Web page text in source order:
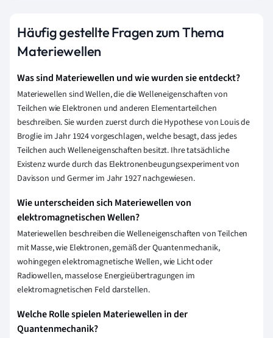
Häufig gestellte Fragen zum Thema
Materiewellen
Was sind Materiewellen und wie wurden sie entdeckt?
Materiewellen sind Wellen, die die Welleneigenschaften von
Teilchen wie Elektronen und anderen Elementarteilchen
beschreiben. Sie wurden zuerst durch die Hypothese von Louis de
Broglie im Jahr 1924 vorgeschlagen, welche besagt, dass jedes
Teilchen auch Welleneigenschaften besitzt. Ihre tatsächliche
Existenz wurde durch das Elektronenbeugungsexperiment von
Davisson und Germer im Jahr 1927 nachgewiesen.
Wie unterscheiden sich Materiewellen von
elektromagnetischen Wellen?
Materiewellen beschreiben die Welleneigenschaften von Teilchen
mit Masse, wie Elektronen, gemäß der Quantenmechanik,
wohingegen elektromagnetische Wellen, wie Licht oder
Radiowellen, masselose Energieübertragungen im
elektromagnetischen Feld darstellen.
Welche Rolle spielen Materiewellen in der
Quantenmechanik?